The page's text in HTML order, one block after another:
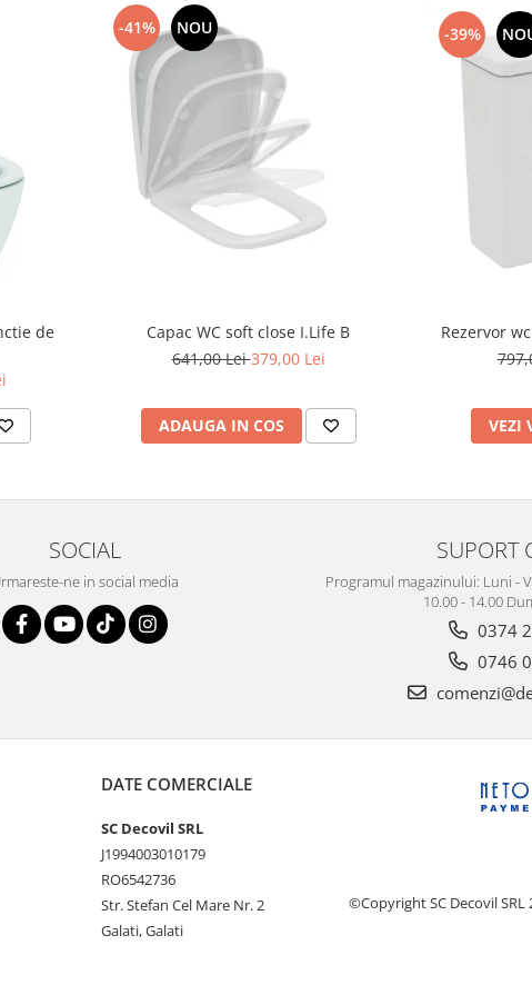
de
-41% NOU
Capac WC soft close I.Life B
641,00 Lei379,00 Lei
ADAUGA IN COS
-39%
Rezervor
VEZI
SOCIAL
ne in social media
SUPORT
Programul magazinului: Luni -
10.00 - 14.00
0374
0746
DATE COMERCIALE
SC Decovil SRL
J1994003010179
RO6542736
Str. Stefan Cel Mare Nr. 2
Galati, Galati
©Copyright SC Decovil SRL